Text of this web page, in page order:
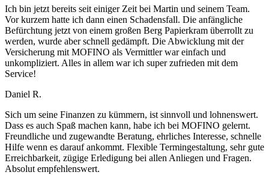
Ich bin jetzt bereits seit einiger Zeit bei Martin und seinem Team.
Vor kurzem hatte ich dann einen Schadensfall. Die anfängliche
Befürchtung jetzt von einem großen Berg Papierkram überrollt zu
werden, wurde aber schnell gedämpft. Die Abwicklung mit der
Versicherung mit MOFINO als Vermittler war einfach und
unkompliziert. Alles in allem war ich super zufrieden mit dem
Service!
Daniel R.
Sich um seine Finanzen zu kümmern, ist sinnvoll und lohnenswert.
Dass es auch Spaß machen kann, habe ich bei MOFINO gelernt.
Freundliche und zugewandte Beratung, ehrliches Interesse, schnelle
Hilfe wenn es darauf ankommt. Flexible Termingestaltung, sehr gute
Erreichbarkeit, zügige Erledigung bei allen Anliegen und Fragen.
Absolut empfehlenswert.